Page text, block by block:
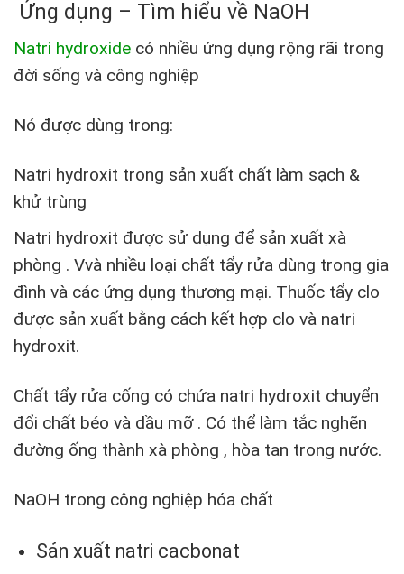
Ứng dụng – Tìm hiểu về NaOH
Natri hydroxide có nhiều ứng dụng rộng rãi trong
đời sống và công nghiệp
Nó được dùng trong:
Natri hydroxit trong sản xuất chất làm sạch &
khử trùng
Natri hydroxit được sử dụng để sản xuất xà
phòng . Vvà nhiều loại chất tẩy rửa dùng trong gia
đình và các ứng dụng thương mại. Thuốc tẩy clo
được sản xuất bằng cách kết hợp clo và natri
hydroxit.
Chất tẩy rửa cống có chứa natri hydroxit chuyển
đổi chất béo và dầu mỡ . Có thể làm tắc nghẽn
đường ống thành xà phòng , hòa tan trong nước.
NaOH trong công nghiệp hóa chất
Sản xuất natri cacbonat